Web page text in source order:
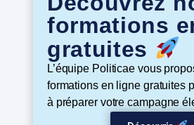
formations
gratuites
L’équipe Politicae vous
formations en ligne gratuites
à préparer votre campagne